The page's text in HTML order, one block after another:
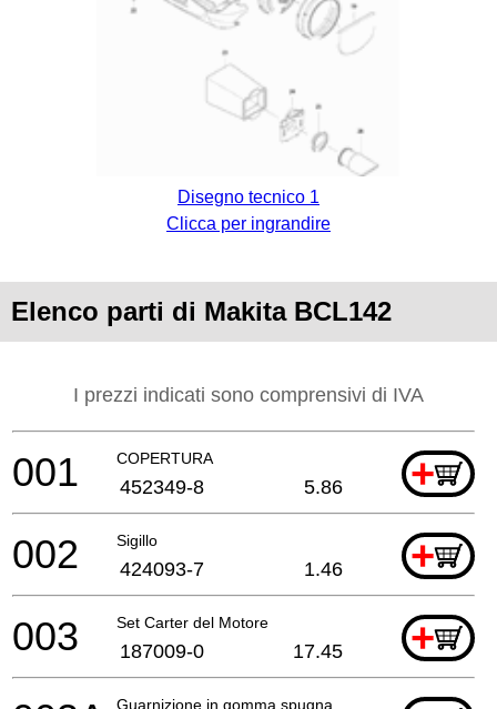
Disegno tecnico 1
Clicca per ingrandire
Elenco parti di Makita BCL142
I prezzi indicati sono comprensivi di IVA
COPERTURA +
001 452349-8 5.86
Sigillo +
002 424093-7 1.46
Set Carter del Motore +
003 187009-0 17.45
Guarnizione in gomma spugna